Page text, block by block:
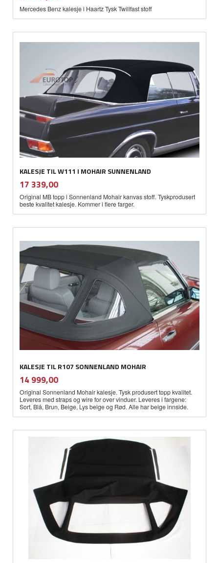
Mercedes Benz kalesje i Haartz Tysk Twillfast stoff
KALESJE TIL W111 I MOHAIR SUNNENLAND
Pris
17 339,00mva.
Original MB topp i Sonnenland Mohair kanvas stoff. Tyskprodusert
beste kvalitet kalesje. Kommer i flere farger.
KALESJE TIL R107 SONNENLAND MOHAIR
Pris
14 999,00mva.
Original Sonnenland Mohair kalesje. Tysk produsert topp kvalitet.
Leveres med straps og wire for over vinduer. Leveres i fargene:
Sort, Blå, Brun, Beige, Lys beige og Rød. Alle har beige innside.